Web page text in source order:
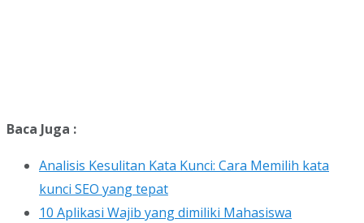
Baca Juga :
Analisis Kesulitan Kata Kunci: Cara Memilih kata
kunci SEO yang tepat
10 Aplikasi Wajib yang dimiliki Mahasiswa